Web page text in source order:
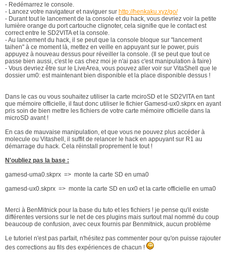
- Redémarrez le console.
- Lancez votre navigateur et naviguer sur http://henkaku.xyz/go/
- Durant tout le lancement de la console et du hack, vous devriez voir la petite
lumière orange du port cartouche clignoter, cela signifie que le contact est
correct entre le SD2VITA et la console.
- Au lancement du hack, il se peut que la console bloque sur "lancement
taihen" à ce moment là, mettez en veille en appuyant sur le power, puis
appuyez à nouveau dessus pour réveiller la console. (Il se peut que tout ce
passe bien aussi, c'est le cas chez moi je n'ai pas c'est manipulation à faire)
- Vous devriez être sur le LiveArea, vous pouvez aller voir sur VitaShell que le
dossier um0: est maintenant bien disponible et la place disponible dessus !
Dans le cas ou vous souhaitez utiliser la carte mciroSD et le SD2VITA en tant
que mémoire officielle, il faut donc utiliser le fichier Gamesd-ux0.skprx en ayant
pris soin de bien mettre les fichiers de votre carte mémoire officielle dans la
microSD avant !
En cas de mauvaise manipulation, et que vous ne pouvez plus accéder à
molecule ou Vitashell, il suffit de relancer le hack en appuyant sur R1 au
démarrage du hack. Cela réinstall proprement le tout !
N'oubliez pas la base :
gamesd-uma0.skprx => monte la carte SD en uma0
gamesd-ux0.skprx => monte la carte SD en ux0 et la carte officielle en uma0
Merci à BenMitnick pour la base du tuto et les fichiers ! je pense qu'il existe
différentes versions sur le net de ces plugins mais surtout mal nommé du coup
beaucoup de confusion, avec ceux fournis par Benmitnick, aucun problème
Le tutoriel n'est pas parfait, n'hésitez pas commenter pour qu'on puisse rajouter
des corrections au fils des expériences de chacun !